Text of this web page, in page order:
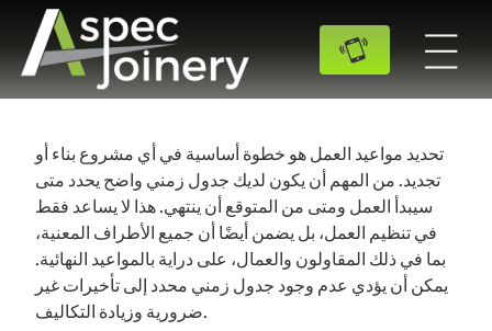
تحديد مواعيد العمل هو خطوة أساسية في أي مشروع بناء أو
تجديد. من المهم أن يكون لديك جدول زمني واضح يحدد متى
سيبدأ العمل ومتى من المتوقع أن ينتهي. هذا لا يساعد فقط
في تنظيم العمل، بل يضمن أيضًا أن جميع الأطراف المعنية،
بما في ذلك المقاولون والعمال، على دراية بالمواعيد النهائية.
يمكن أن يؤدي عدم وجود جدول زمني محدد إلى تأخيرات غير
ضرورية وزيادة التكاليف.